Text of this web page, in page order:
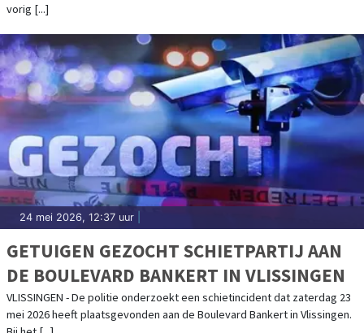
vorig [...]
24 mei 2026, 12:37 uur
GETUIGEN GEZOCHT SCHIETPARTIJ AAN
DE BOULEVARD BANKERT IN VLISSINGEN
VLISSINGEN - De politie onderzoekt een schietincident dat zaterdag 23
mei 2026 heeft plaatsgevonden aan de Boulevard Bankert in Vlissingen.